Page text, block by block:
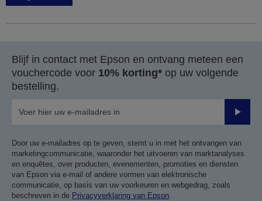
Blijf in contact met Epson en ontvang meteen een
vouchercode voor 10% korting* op uw volgende
bestelling.
Door uw e-mailadres op te geven, stemt u in met het ontvangen van
marketingcommunicatie, waaronder het uitvoeren van marktanalyses
en enquêtes, over producten, evenementen, promoties en diensten
van Epson via e-mail of andere vormen van elektronische
communicatie, op basis van uw voorkeuren en webgedrag, zoals
beschreven in de Privacyverklaring van Epson.